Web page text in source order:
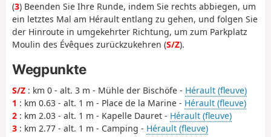
(3) Beenden Sie Ihre Runde, indem Sie rechts abbiegen, um
ein letztes Mal am Hérault entlang zu gehen, und folgen Sie
der Hinroute in umgekehrter Richtung, um zum Parkplatz
Moulin des Évêques zurückzukehren (S/Z).
Wegpunkte
S/Z : km 0 - alt. 3 m - Mühle der Bischöfe - Hérault (fleuve)
1 : km 0.63 - alt. 1 m - Place de la Marine - Hérault (fleuve)
2 : km 2.03 - alt. 1 m - Kapelle Dauret - Hérault (fleuve)
3 : km 2.77 - alt. 1 m - Camping - Hérault (fleuve)